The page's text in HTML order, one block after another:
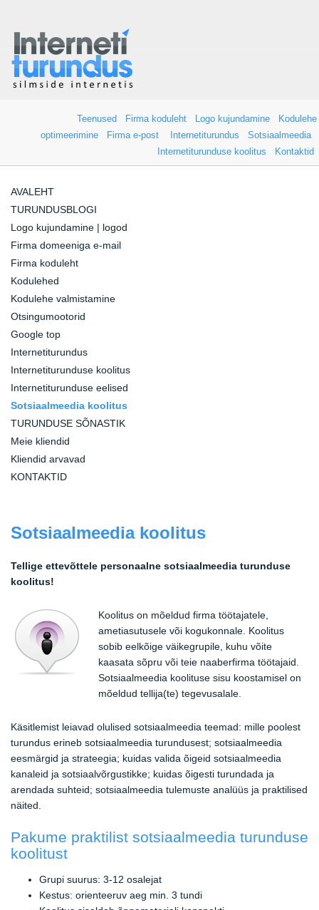
Teenused Firma koduleht Logo kujundamine
Kodulehe
optimeerimine
Firma e-post Internetiturundus
Sotsiaalmeedia
Internetiturunduse koolitus
Kontaktid
AVALEHT
TURUNDUSBLOGI
Logo kujundamine | logod
Firma domeeniga e-mail
Firma koduleht
Kodulehed
Kodulehe valmistamine
Otsingumootorid
Google top
Internetiturundus
Internetiturunduse koolitus
Internetiturunduse eelised
Sotsiaalmeedia koolitus
TURUNDUSE SÕNASTIK
Meie kliendid
Kliendid arvavad
KONTAKTID
Sotsiaalmeedia koolitus
Tellige ettevõttele personaalne sotsiaalmeedia turunduse
koolitus!
Koolitus on mõeldud firma töötajatele,
ametiasutusele või kogukonnale. Koolitus
sobib eelkõige väikegrupile, kuhu võite
kaasata sõpru või teie naaberfirma töötajaid.
Sotsiaalmeedia koolituse sisu koostamisel on
mõeldud tellija(te) tegevusalale.
Käsitlemist leiavad olulised sotsiaalmeedia teemad: mille poolest
turundus erineb sotsiaalmeedia turundusest; sotsiaalmeedia
eesmärgid ja strateegia; kuidas valida õigeid sotsiaalmeedia
kanaleid ja sotsiaalvõrgustikke; kuidas õigesti turundada ja
arendada suhteid; sotsiaalmeedia tulemuste analüüs ja praktilised
näited.
Pakume praktilist sotsiaalmeedia turunduse
koolitust
Grupi suurus: 3-12 osalejat
Kestus: orienteeruv aeg min. 3 tundi